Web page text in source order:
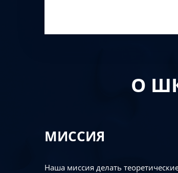
О
МИССИЯ
Наша миссия делать